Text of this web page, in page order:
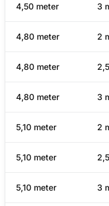
4,50 meter 3
4,80 meter 2
4,80 meter
4,80 meter 3
5,10 meter 2
5,10 meter
5,10 meter 3